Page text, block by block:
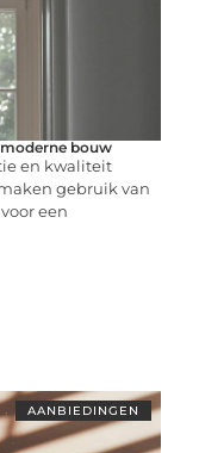
bouw
en kwaliteit
gebruik van
een
AANBIEDINGEN